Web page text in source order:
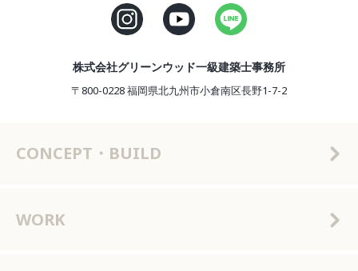
株式会社グリーンウッド一級建築士事務所
〒800-0228 福岡県北九州市小倉南区長野1-7-2
CONCEPT・BUILD
WORK